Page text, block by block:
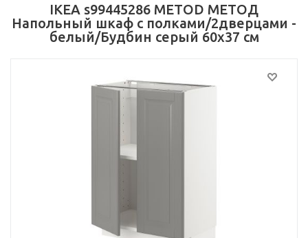
IKEA s99445286 METOD МЕТОД
Напольный шкаф с полками/2дверцами -
белый/Будбин серый 60x37 см